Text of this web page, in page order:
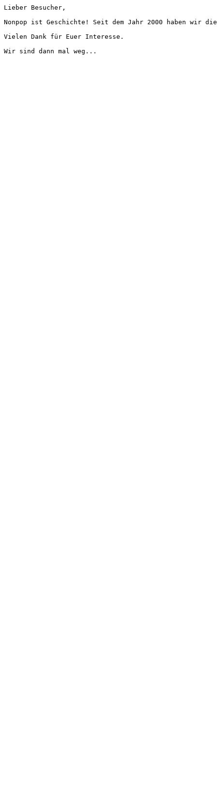
Lieber Besucher,
Nonpop ist Geschichte! Seit dem Jahr 2000 haben wir
Vielen Dank für Euer Interesse.
Wir sind dann mal weg...